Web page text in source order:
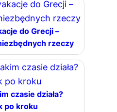
do Grecji –
rzeczy
czasie działa?
po kroku